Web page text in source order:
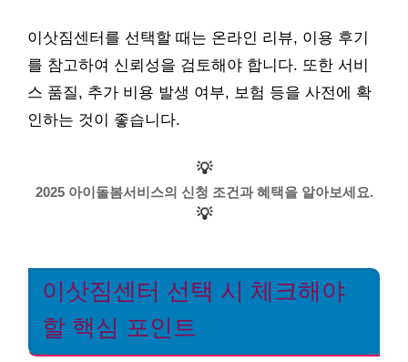
이삿짐센터를 선택할 때는 온라인 리뷰, 이용 후기
를 참고하여 신뢰성을 검토해야 합니다. 또한 서비
스 품질, 추가 비용 발생 여부, 보험 등을 사전에 확
인하는 것이 좋습니다.
💡
2025 아이돌봄서비스의 신청 조건과 혜택을 알아보세요.
💡
이삿짐센터 선택 시 체크해야
할 핵심 포인트